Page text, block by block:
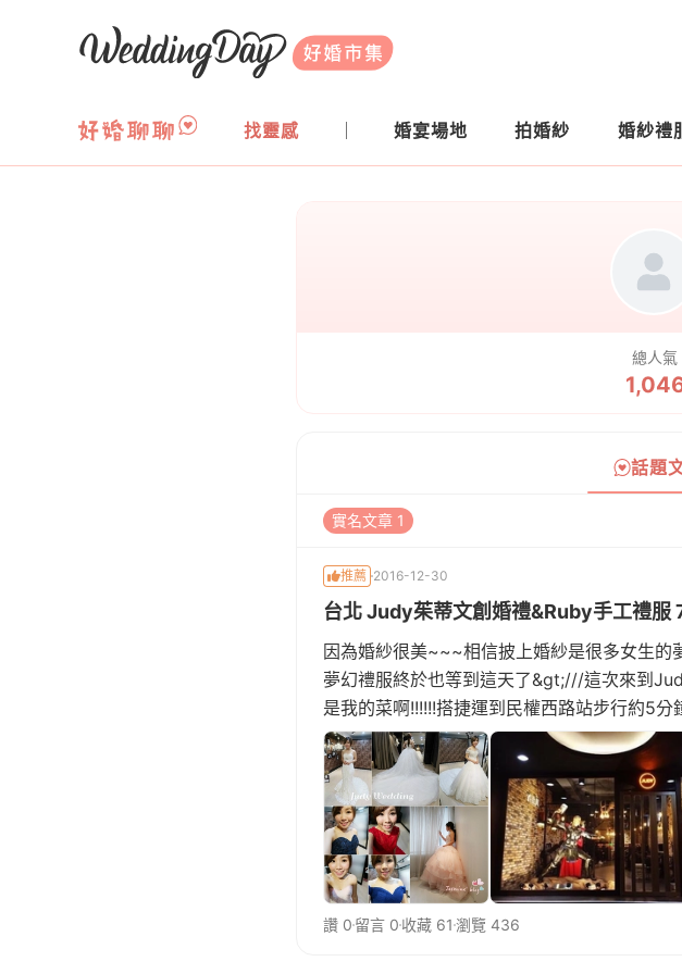
WeddingDay 好婚市集
找靈感 婚宴場地 拍婚紗 婚紗禮
總人氣
話題
實名文章 1
推薦 2016-12-30
台北 Judy茱蒂文創婚禮&Ruby手工禮服
因為婚紗很美~~~相信披上婚紗是很多女生的
夢幻禮服終於也等到這天了&gt;///這次來到
是我的菜啊!!!!!!搭捷運到民權西路站步行約5
人驚喜的空間[
讚 0 留言 0 收藏 61 瀏覽 436